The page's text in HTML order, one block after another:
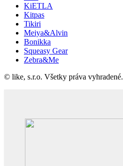
KiETLA
Kitpas
Tikiri
Meiya&Alvin
Bonikka
Squeasy Gear
Zebra&Me
© like, s.r.o. Všetky práva vyhradené.